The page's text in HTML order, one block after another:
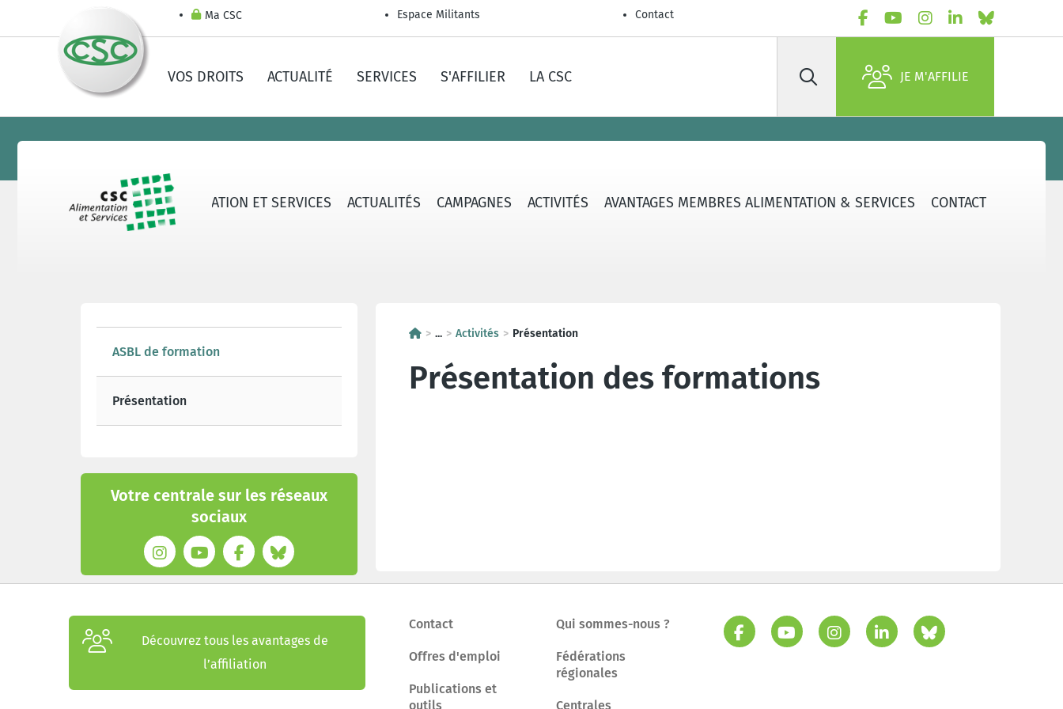
Ma CSC Espace Militants Contact
VOS DROITS ACTUALITÉ SERVICES S'AFFILIER LA CSC Rechercher JE M'AFFILIE
AU SUJET DE LA CSC ALIMENTATION ET SERVICES ACTUALITÉS CAMPAGNES ACTIVITÉS AVANTAGES MEMBRES ALIMENTATION & SERVICES CONTACT
ASBL de formation
Présentation
Votre centrale sur les réseaux
sociaux
... Activités Présentation
Présentation des formations
Découvrez tous les avantages de
l’affiliation
Contact
Offres d'emploi
Publications et
outils
Qui sommes-nous ?
Fédérations
régionales
Centrales